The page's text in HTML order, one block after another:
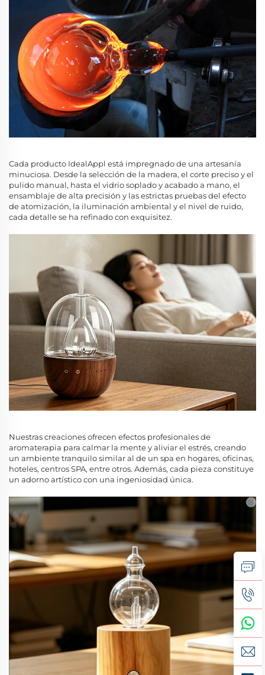
Cada producto IdealAppl está impregnado de una artesanía
minuciosa. Desde la selección de la madera, el corte preciso y el
pulido manual, hasta el vidrio soplado y acabado a mano, el
ensamblaje de alta precisión y las estrictas pruebas del efecto
de atomización, la iluminación ambiental y el nivel de ruido,
cada detalle se ha refinado con exquisitez.
Nuestras creaciones ofrecen efectos profesionales de
aromaterapia para calmar la mente y aliviar el estrés, creando
un ambiente tranquilo similar al de un spa en hogares, oficinas,
hoteles, centros SPA, entre otros. Además, cada pieza constituye
un adorno artístico con una ingeniosidad única.